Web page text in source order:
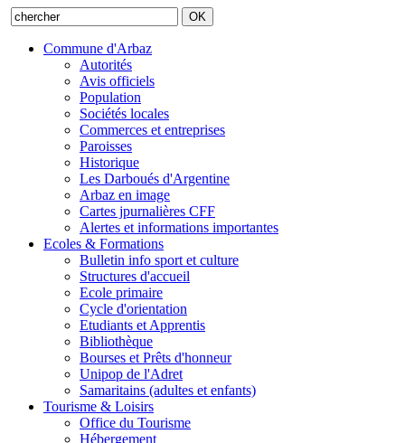
Commune d'Arbaz
Autorités
Avis officiels
Population
Sociétés locales
Commerces et entreprises
Paroisses
Historique
Les Darboués d'Argentine
Arbaz en image
Cartes jpurnalières CFF
Alertes et informations importantes
Ecoles & Formations
Bulletin info sport et culture
Structures d'accueil
Ecole primaire
Cycle d'orientation
Etudiants et Apprentis
Bibliothèque
Bourses et Prêts d'honneur
Unipop de l'Adret
Samaritains (adultes et enfants)
Tourisme & Loisirs
Office du Tourisme
Hébergement